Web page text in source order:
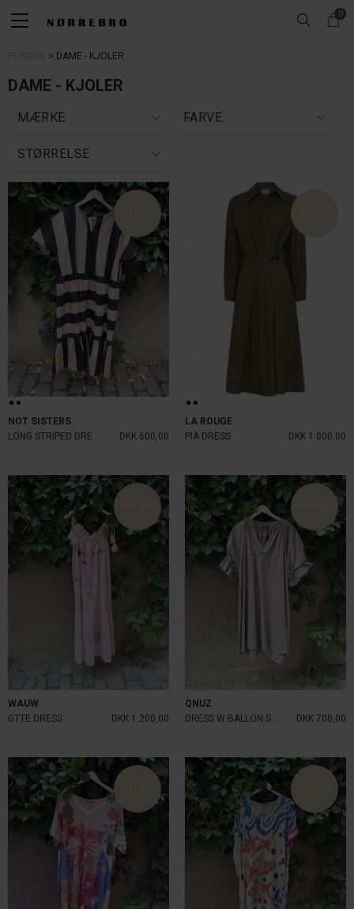
0
DAME - KJOLER
DAME - KJOLER
MÆRKE FARVE
STØRRELSE
NOT SISTERS
LONG STRIPED DRESS BEIGE/BLACK
DKK 600,00
LA ROUGE
PIA DRESS
DKK 1.000,00
WAUW
GTTE DRESS
DKK 1.200,00
QNUZ
DKK 700,00